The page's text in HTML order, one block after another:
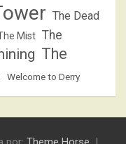
The Dead
Mist The
The
Welcome to Derry